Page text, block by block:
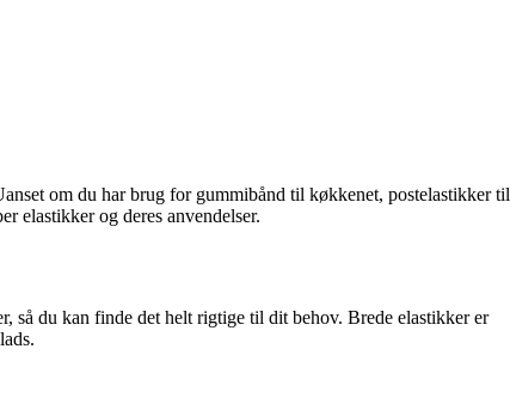
om du har brug for gummibånd til køkkenet, postelastikker til
elastikker og deres anvendelser.
du kan finde det helt rigtige til dit behov. Brede elastikker er